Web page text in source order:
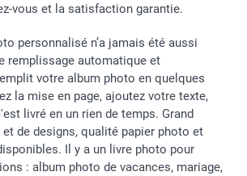
vous et la satisfaction garantie.
personnalisé n’a jamais été aussi
remplissage automatique et
votre album photo en quelques
la mise en page, ajoutez votre texte,
livré en un rien de temps. Grand
de designs, qualité papier photo et
Il y a un livre photo pour
: album photo de vacances, mariage,